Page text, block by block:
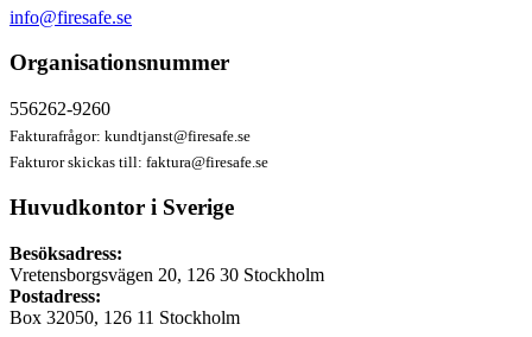
info@firesafe.se
Organisationsnummer
556262-9260
Fakturafrågor: kundtjanst@firesafe.se
Fakturor skickas till: faktura@firesafe.se
Huvudkontor i Sverige
Besöksadress:
Vretensborgsvägen 20, 126 30 Stockholm
Postadress:
Box 32050, 126 11 Stockholm